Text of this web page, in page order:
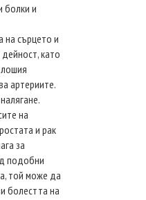
болки и
на сърцето и
като
артериите.
на
и рак
за
подобни
той може да
болестта на